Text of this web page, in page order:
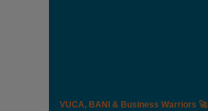
VUCA, BANI & Business Warriors 🚀